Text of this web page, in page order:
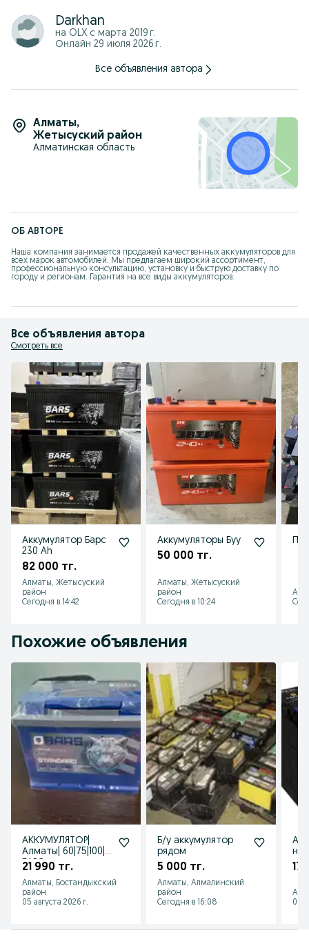
Darkhan
на OLX с марта 2019 г.
Онлайн 29 июля 2026 г.
Все объявления автора
Алматы,
Жетысуский район
Алматинская область
ОБ АВТОРЕ
Наша компания занимается продажей качественных аккумуляторов для
всех марок автомобилей. Мы предлагаем широкий ассортимент,
профессиональную консультацию, установку и быструю доставку по
городу и регионам. Гарантия на все виды аккумуляторов.
Все объявления автора
Смотреть все
Аккумулятор Барс
230 Ah
82 000 тг.
Алматы, Жетысуский
район
Сегодня в 14:42
Аккумуляторы Буу
50 000 тг.
Алматы, Жетысуский
район
Сегодня в 10:24
Похожие объявления
АККУМУЛЯТОР|
Алматы| 60|75|100|
БАРС
21 990 тг.
Алматы, Бостандыкский
район
05 августа 2026 г.
Б/у аккумулятор
рядом
5 000 тг.
Алматы, Алмалинский
район
Сегодня в 16:08
17
01